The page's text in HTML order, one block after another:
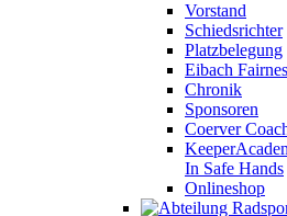
Vorstand
Schiedsrichter
Platzbelegung
Eibach
Chronik
Sponsoren
Coerver
In Safe Hands
Onlineshop